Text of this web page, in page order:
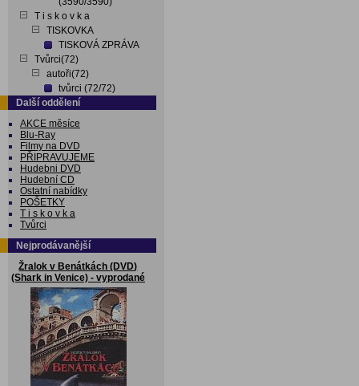
T i s k o v k a
TISKOVKA
TISKOVÁ ZPRÁVA
Tvůrci(72)
autoři(72)
tvůrci (72/72)
Další oddělení
AKCE měsíce
Blu-Ray
Filmy na DVD
PŘIPRAVUJEME
Hudebni DVD
Hudební CD
Ostatní nabídky
POŠETKY
T i s k o v k a
Tvůrci
Nejprodávanější
Žralok v Benátkách (DVD)
(Shark in Venice) - vyprodané